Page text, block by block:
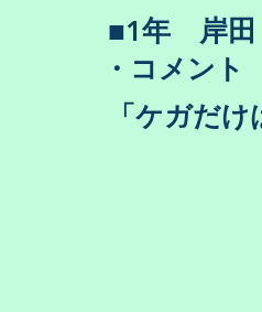
​■1年 岸
・コメント
「ケガだ